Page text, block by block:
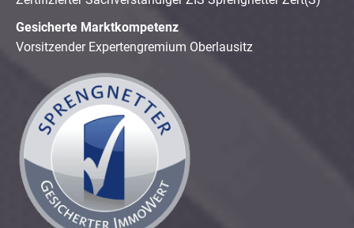
Gesicherte Marktkompetenz
Vorsitzender Expertengremium Oberlausitz